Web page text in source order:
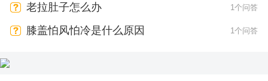
老拉肚子怎么办 1个问答
膝盖怕风怕冷是什么原因 1个问答